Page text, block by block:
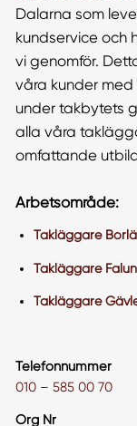
Dalarna som
kundservice och
vi genomför.
våra kunder
under takbytets
alla våra
omfattande
Arbetsområde:
Takläggare
Takläggare Falun
Takläggare
Telefonnummer
010 – 585 00 70
Org Nr